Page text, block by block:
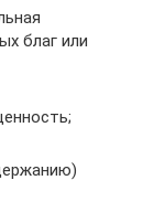
благ или